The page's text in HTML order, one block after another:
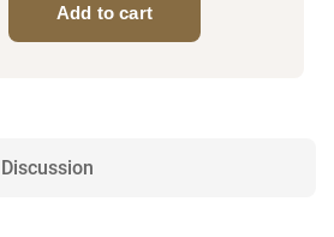
Add to cart
Discussion